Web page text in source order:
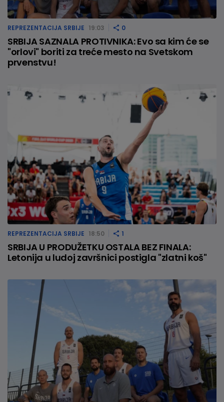
REPREZENTACIJA SRBIJE 19:03 0
SRBIJA SAZNALA PROTIVNIKA: Evo sa kim će se
"orlovi" boriti za treće mesto na Svetskom
prvenstvu!
REPREZENTACIJA SRBIJE 18:50 1
SRBIJA U PRODUŽETKU OSTALA BEZ FINALA:
Letonija u ludoj završnici postigla "zlatni koš"